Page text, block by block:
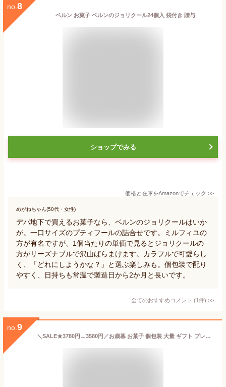
no. 8
ベルン お菓子 ベルンのジョリクール24個入 袋付き 贈与
ショップでみる
価格と在庫をAmazonでチェック >>
めがねちゃん(50代・女性)
デパ地下で買えるお菓子なら、ベルンのジョリクールはいか
が。一口サイズのプティフールの詰合せです。ミルフィユの
方が有名ですが、1個当たりの単価で見るとジョリクールの
方がリーズナブルで沢山ばらまけます。カラフルで可愛らし
く、「どれにしようかな？」と選ぶ楽しみも。個包装で配り
やすく、日持ちも常温で製造日から2か月と長いです。
全てのおすすめコメント (1件) >
no. 9
＼SALE★3780円→3580円／お歳暮 お菓子 個包装 大量 ギフト プレゼント 翌日配達 菓子折り 焼き菓子 ばらまき 送料無料 スイーツ 銀座プチガトー【42個】【当日出荷】御歳暮 冬ギフト お祝い お礼 お返し 内祝い 誕生日 内のし フィナンシェ マドレーヌ クリスマス